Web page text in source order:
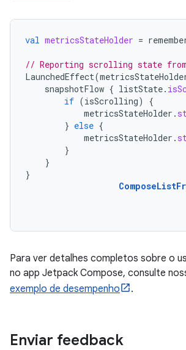
val metricsStateHolder =
// Reporting scrolling state from
LaunchedEffect(
snapshotFlow { listState.
if (isScrolling)
{
metricsStateHolder .
} else {
metricsStateHolder .
}
}
}
Para ver detalhes completos sobre o
no app Jetpack Compose, consulte
exemplo de desempenho
.
Enviar feedback